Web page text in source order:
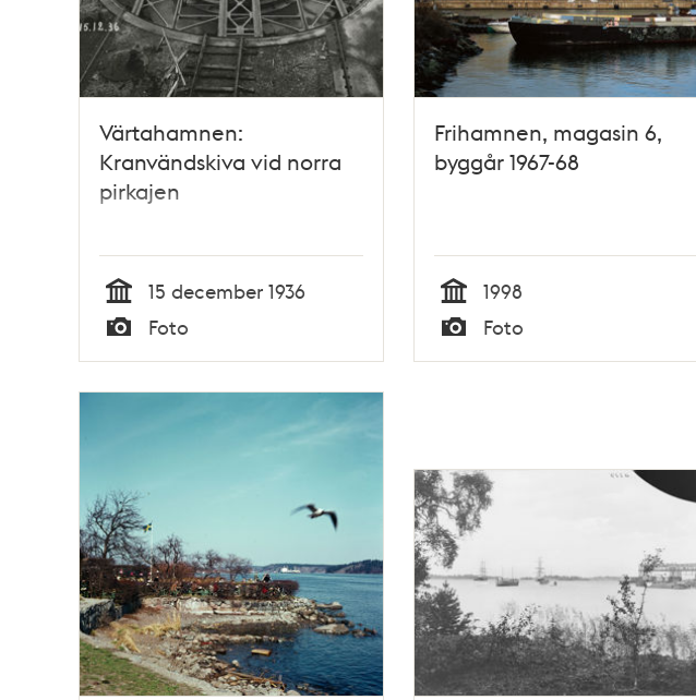
Värtahamnen:
Kranvändskiva vid norra
pirkajen
Tid
15 december 1936
Typ
Foto
Frihamnen, magasin 6,
byggår 1967-68
Tid
1998
Typ
Foto